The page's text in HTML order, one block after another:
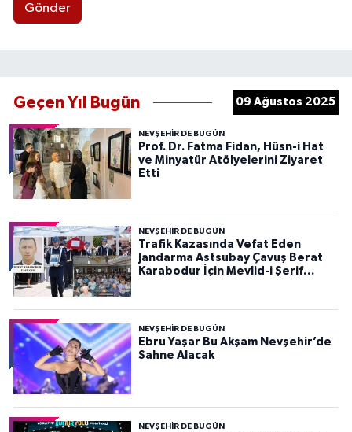
Gönder
Geçen Yıl Bugün 09 Ağustos 2025
NEVŞEHIR DE BUGÜN
Prof. Dr. Fatma Fidan, Hüsn-i Hat
ve Minyatür Atölyelerini Ziyaret
Etti
NEVŞEHIR DE BUGÜN
Trafik Kazasında Vefat Eden
Jandarma Astsubay Çavuş Berat
Karabodur İçin Mevlid-i Şerif
NEVŞEHIR DE BUGÜN
Ebru Yaşar Bu Akşam Nevşehir’de
Sahne Alacak
NEVŞEHIR DE BUGÜN